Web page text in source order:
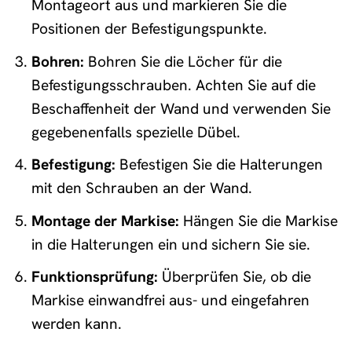
Montageort aus und markieren Sie die
Positionen der Befestigungspunkte.
Bohren: Bohren Sie die Löcher für die
Befestigungsschrauben. Achten Sie auf die
Beschaffenheit der Wand und verwenden Sie
gegebenenfalls spezielle Dübel.
Befestigung: Befestigen Sie die Halterungen
mit den Schrauben an der Wand.
Montage der Markise: Hängen Sie die Markise
in die Halterungen ein und sichern Sie sie.
Funktionsprüfung: Überprüfen Sie, ob die
Markise einwandfrei aus- und eingefahren
werden kann.